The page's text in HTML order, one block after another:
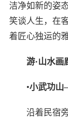
洁净如新的姿
笑谈人生，在
着匠心独运的雅
游·山水画
•小武功
沿着民宿